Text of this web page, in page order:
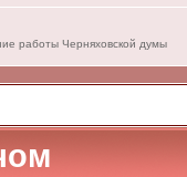
работы Черняховской думы